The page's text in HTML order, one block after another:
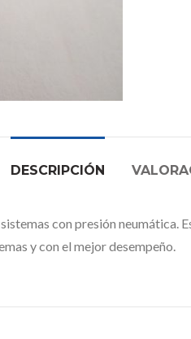
DESCRIPCIÓN
con presión
y con el mejor desempeño.